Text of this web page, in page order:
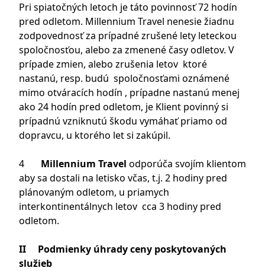
Pri spiatočných letoch je táto povinnosť 72 hodín
pred odletom. Millennium Travel nenesie žiadnu
zodpovednosť za prípadné zrušené lety leteckou
spoločnosťou, alebo za zmenené časy odletov. V
prípade zmien, alebo zrušenia letov ktoré
nastanú, resp. budú spoločnosťami oznámené
mimo otváracích hodín , prípadne nastanú menej
ako 24 hodín pred odletom, je Klient povinný si
prípadnú vzniknutú škodu vymáhať priamo od
dopravcu, u ktorého let si zakúpil.
4 Millennium Travel odporúča svojím klientom
aby sa dostali na letisko včas, t.j. 2 hodiny pred
plánovaným odletom, u priamych
interkontinentálnych letov cca 3 hodiny pred
odletom.
II Podmienky úhrady ceny poskytovaných
služieb